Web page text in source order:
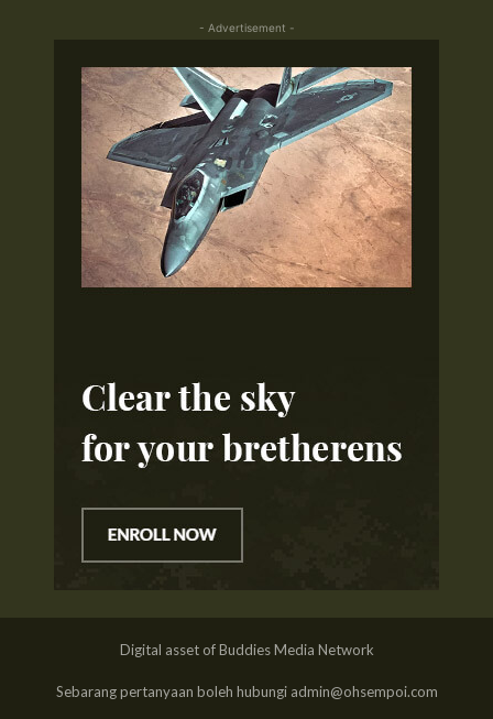
- Advertisement -
Digital asset of Buddies Media Network
Sebarang pertanyaan boleh hubungi admin@ohsempoi.com